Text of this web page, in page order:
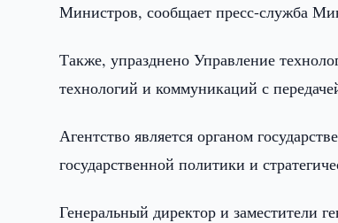
Министров, сообщает пресс-служба
Также, упразднено Управление
технологий и коммуникаций с
Агентство является органом
государственной политики и
Генеральный директор и заместители